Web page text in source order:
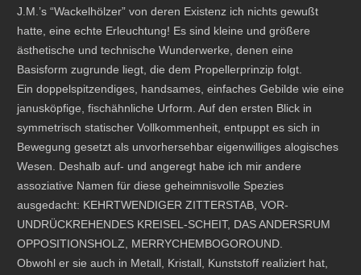
J.M.’s “Wackelhölzer” von deren Existenz ich nichts gewußt
hatte, eine echte Erleuchtung! Es sind kleine und größere
ästhetische und technische Wunderwerke, denen eine
Basisform zugrunde liegt, die dem Propellerprinzip folgt.
Ein doppelspitzendiges, handsames, einfaches Gebilde wie eine
janusköpfige, fischähnliche Urform. Auf den ersten Blick in
symmetrisch statischer Vollkommenheit, entpuppt es sich in
Bewegung gesetzt als unvorhersehbar eigenwilliges alogisches
Wesen. Deshalb auf- und angeregt habe ich mir andere
assoziative Namen für diese geheimnisvolle Spezies
ausgedacht: KEHRTWENDIGER ZITTERSTAB, VOR-
UNDRÜCKREHENDES KREISEL-SCHEIT, DAS ANDERSRUM
OPPOSITIONSHOLZ, MERRYCHEMBOGOROUND.
Obwohl er sie auch in Metall, Kristall, Kunststoff realiziert hat,